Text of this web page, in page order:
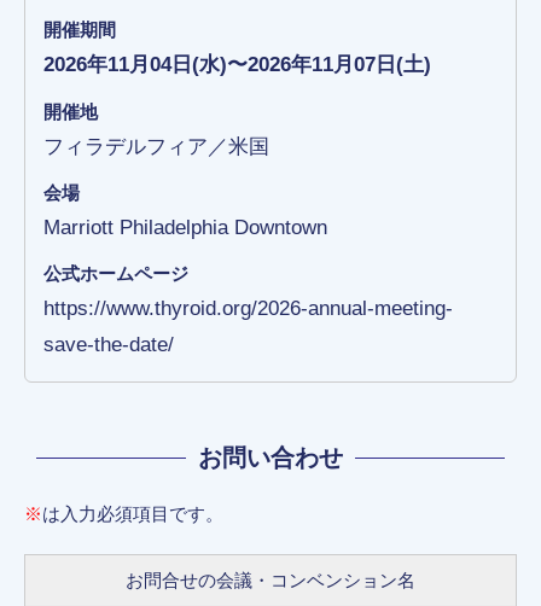
開催期間
2026年11月04日(水)〜2026年11月07日(土)
開催地
フィラデルフィア／米国
会場
Marriott Philadelphia Downtown
公式ホームページ
https://www.thyroid.org/2026-annual-meeting-
save-the-date/
お問い合わせ
※は入力必須項目です。
お問合せの会議・コンベンション名